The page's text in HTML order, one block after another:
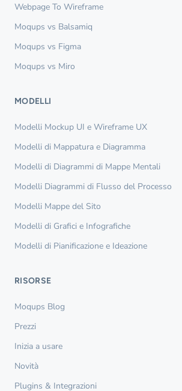
Webpage To Wireframe
Moqups vs Balsamiq
Moqups vs Figma
Moqups vs Miro
MODELLI
Modelli Mockup UI e Wireframe UX
Modelli di Mappatura e Diagramma
Modelli di Diagrammi di Mappe Mentali
Modelli Diagrammi di Flusso del Processo
Modelli Mappe del Sito
Modelli di Grafici e Infografiche
Modelli di Pianificazione e Ideazione
RISORSE
Moqups Blog
Prezzi
Inizia a usare
Novità
Plugins & Integrazioni